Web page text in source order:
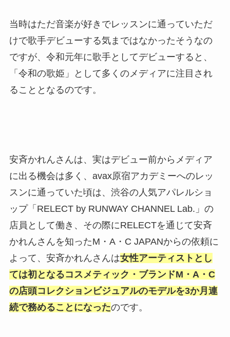
当時はただ音楽が好きでレッスンに通っていただ
けで歌手デビューする気まではなかったそうなの
ですが、令和元年に歌手としてデビューすると、
「令和の歌姫」として多くのメディアに注目され
ることとなるのです。
安斉かれんさんは、実はデビュー前からメディア
に出る機会は多く、avax原宿アカデミーへのレッ
スンに通っていた頃は、渋谷の人気アパレルショ
ップ「RELECT by RUNWAY CHANNEL Lab.」の
店員として働き、その際にRELECTを通じて安斉
かれんさんを知ったM・A・C JAPANからの依頼に
よって、安斉かれんさんは女性アーティストとし
ては初となるコスメティック・ブランドM・A・C
の店頭コレクションビジュアルのモデルを3か月連
続で務めることになったのです。